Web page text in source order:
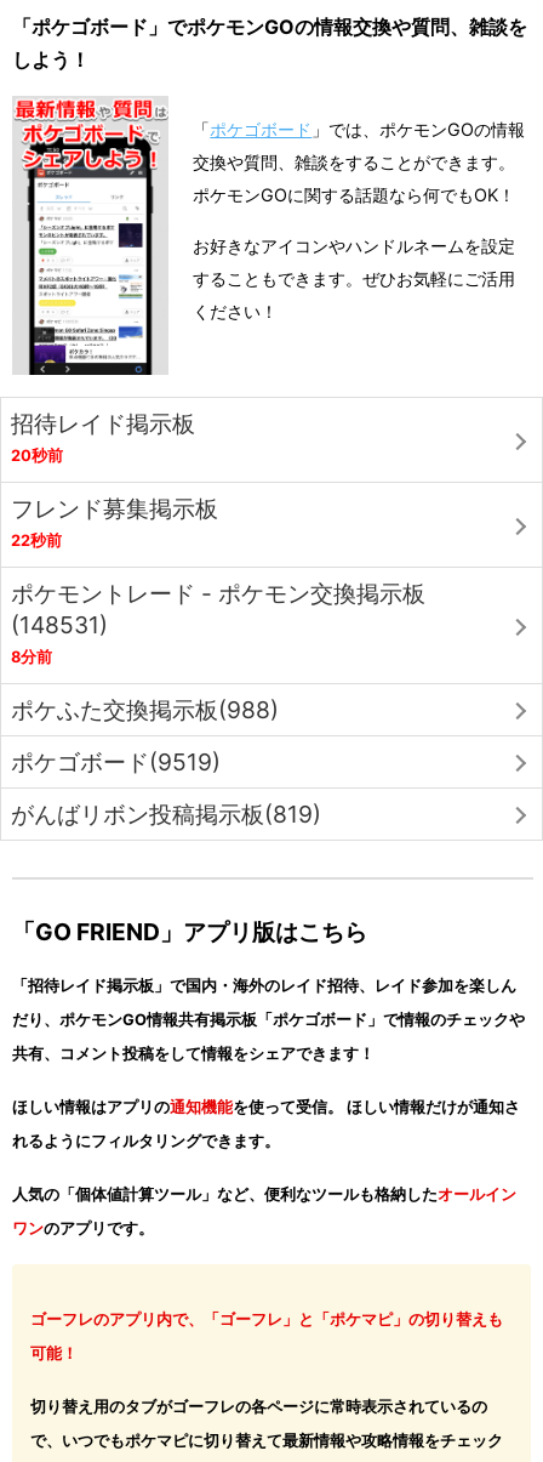
「ポケゴボード」でポケモンGOの情報交換や質問、雑談を
しよう！
「ポケゴボード 」では、ポケモンGOの情報
交換や質問、雑談をすることができます。
ポケモンGOに関する話題なら何でもOK！
お好きなアイコンやハンドルネームを設定
することもできます。ぜひお気軽にご活用
ください！
招待レイド掲示板
20秒前
フレンド募集掲示板
22秒前
ポケモントレード - ポケモン交換掲示板
(148531)
8分前
ポケふた交換掲示板(988)
ポケゴボード(9519)
がんばリボン投稿掲示板(819)
「GO FRIEND」アプリ版はこちら
「招待レイド掲示板」で国内・海外のレイド招待、レイド参加を楽しん
だり、ポケモンGO情報共有掲示板「ポケゴボード」で情報のチェックや
共有、コメント投稿をして情報をシェアできます！
ほしい情報はアプリの通知機能を使って受信。 ほしい情報だけが通知さ
れるようにフィルタリングできます。
人気の「個体値計算ツール」など、便利なツールも格納したオールイン
ワンのアプリです。
ゴーフレのアプリ内で、「ゴーフレ」と「ポケマピ」の切り替えも
可能！
切り替え用のタブがゴーフレの各ページに常時表示されているの
で、いつでもポケマピに切り替えて最新情報や攻略情報をチェック